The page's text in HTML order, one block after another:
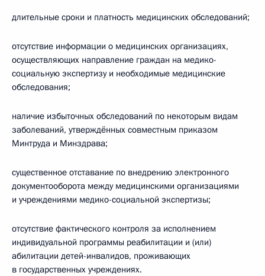
длительные сроки и платность медицинских обследований;
отсутствие информации о медицинских организациях,
осуществляющих направление граждан на медико-
социальную экспертизу и необходимые медицинские
обследования;
наличие избыточных обследований по некоторым видам
заболеваний, утверждённых совместным приказом
Минтруда и Минздрава;
существенное отставание по внедрению электронного
документооборота между медицинскими организациями
и учреждениями медико-социальной экспертизы;
отсутствие фактического контроля за исполнением
индивидуальной программы реабилитации и (или)
абилитации детей-инвалидов, проживающих
в государственных учреждениях.